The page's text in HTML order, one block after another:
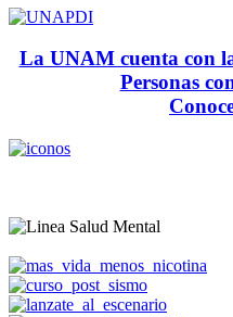
La UNAM cuenta con
Personas